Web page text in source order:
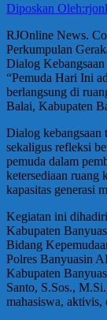
Diposkan
RJOnline News.
Perkumpulan
Dialog
“Pemuda Hari Ini
berlangsung di
Balai, Kabupaten
Dialog kebangsaan
sekaligus refleksi
pemuda dalam
ketersediaan ruang
kapasitas generasi
Kegiatan ini
Kabupaten
Bidang
Polres Banyuasin
Kabupaten
Santo, S.Sos.,
mahasiswa, aktivis,